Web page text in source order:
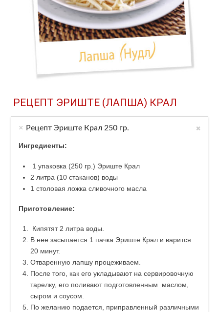
РЕЦЕПТ ЭРИШТЕ (ЛАПША) КРАЛ
Рецепт Эриште Крал 250 гр.
Ингредиенты:
1 упаковка (250 гр.) Эриште Крал
2 литра (10 стаканов) воды
1 столовая ложка сливочного масла
Приготовление:
Кипятят 2 литра воды.
В нее засыпается 1 пачка Эриште Крал и варится
20 минут.
Отваренную лапшу процеживаем.
После того, как его укладывают на сервировочную
тарелку, его поливают подготовленным маслом,
сыром и соусом.
По желанию подается, приправленный различными